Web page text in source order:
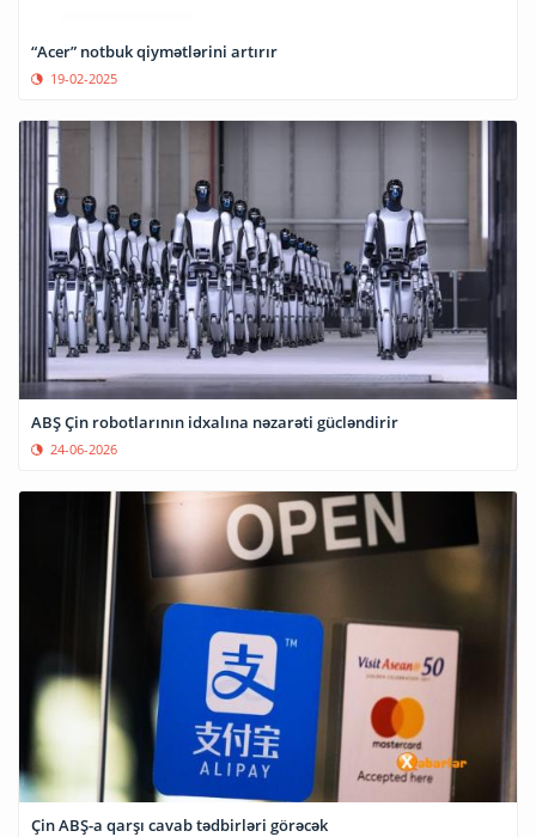
“Acer” notbuk qiymətlərini artırır
19-02-2025
ABŞ Çin robotlarının idxalına nəzarəti gücləndirir
24-06-2026
Çin ABŞ-a qarşı cavab tədbirləri görəcək